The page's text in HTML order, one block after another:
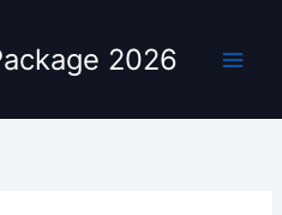
2026